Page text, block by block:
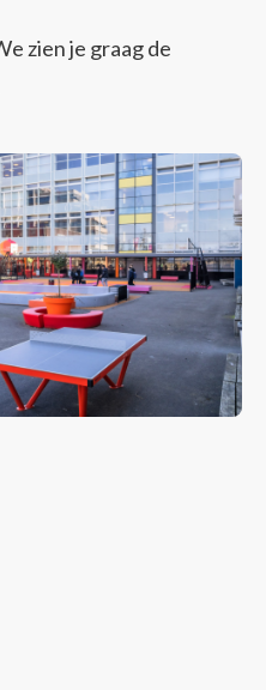
zien je graag de